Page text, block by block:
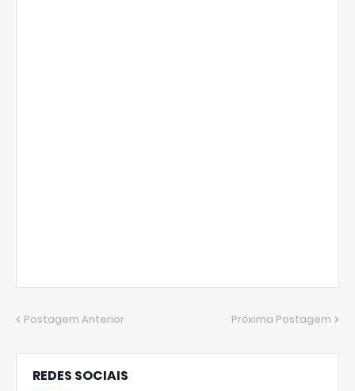
Postagem Anterior Próxima Postagem
REDES SOCIAIS